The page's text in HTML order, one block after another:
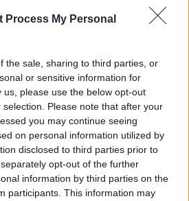
Process My Personal
the sale, sharing to third parties, or
or sensitive information for
please use the below opt-out
Please note that after your
you may continue seeing
on personal information utilized by
disclosed to third parties prior to
opt-out of the further
information by third parties on the
participants. This information may
Βίντεο που φέρεται να δείχνει βίαιη
μεταφορά άνδρα για στρατιωτική
Ουκρανία: Βίντεο σοκ με
19χρονο να οδηγείται με τη βία
για επιστράτευση ‑ Τι είναι το
«busification»
ΧΤΕΣ
Βίντεο που φέρεται να δείχνει βίαιη
μεταφορά άνδρα για στρατιωτική
επιστράτευση στην Ουκρανία
επαναφέρει τη συζήτηση για το λεγόμενο
«busification».